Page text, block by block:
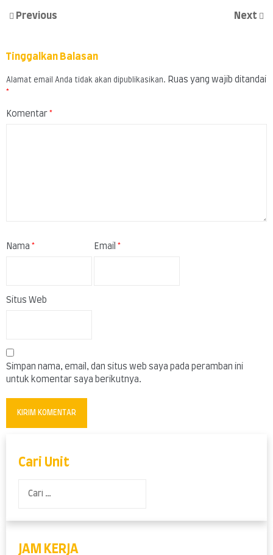
Previous Next
Tinggalkan Balasan
Alamat email Anda tidak akan dipublikasikan. Ruas yang wajib ditandai
*
Komentar *
Nama * Email*
Situs Web
Simpan nama, email, dan situs web saya pada peramban ini
untuk komentar saya berikutnya.
Cari Unit
untuk:
JAM KERJA